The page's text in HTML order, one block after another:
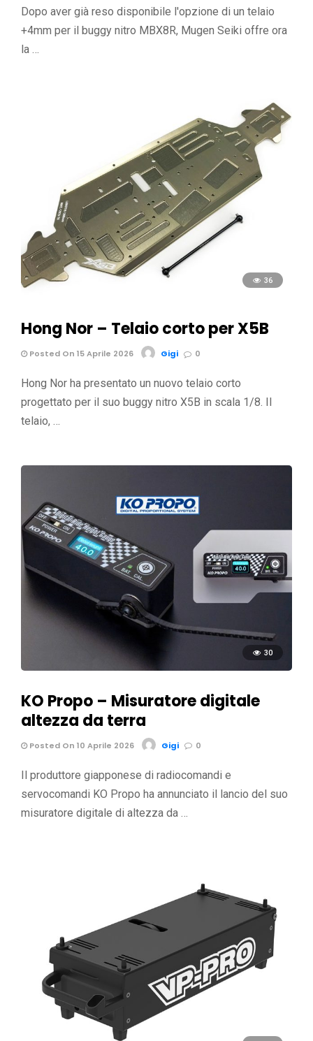
Dopo aver già reso disponibile l'opzione di un telaio
+4mm per il buggy nitro MBX8R, Mugen Seiki offre ora
la …
36
Hong Nor – Telaio corto per X5B
Posted On 15 Aprile 2026 Gigi 0
Hong Nor ha presentato un nuovo telaio corto
progettato per il suo buggy nitro X5B in scala 1/8. Il
telaio, …
30
KO Propo – Misuratore digitale
altezza da terra
Posted On 10 Aprile 2026 Gigi 0
Il produttore giapponese di radiocomandi e
servocomandi KO Propo ha annunciato il lancio del suo
misuratore digitale di altezza da …